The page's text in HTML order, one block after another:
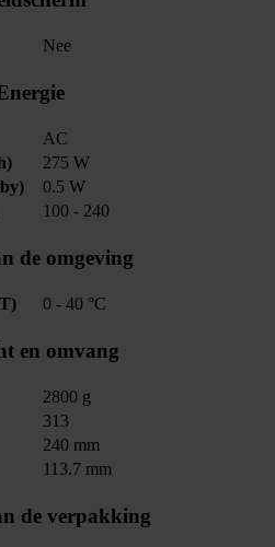
Nee
AC
275 W
0.5 W
100 - 240
de omgeving
0 - 40 °C
en omvang
2800 g
313
240 mm
113.7 mm
de verpakking